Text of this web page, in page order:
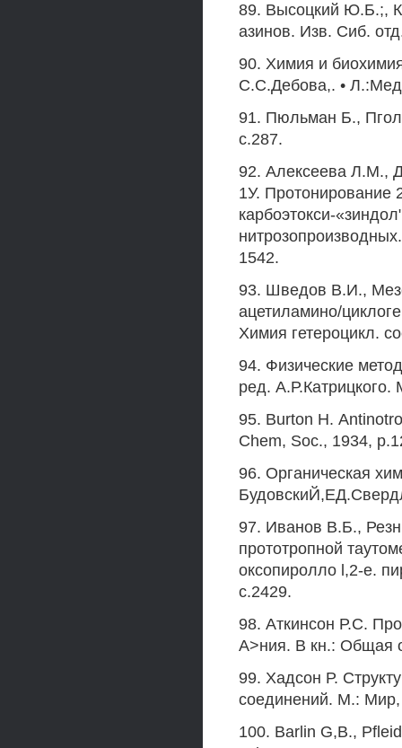
89. Высоцкий Ю.Б.;,
азинов. Изв. Сиб.
90. Химия и
С.С.Дебова,. •
91. Пюльман Б.,
с.287.
92. Алексеева Л.М.,
1У. Протонирование
карбоэтокси-
1542.
93. Шведов В.И.,
ацетиламино/
Химия гетероцикл.
94. Физические
ред.
95. Burton Н.
Chem, Soc., 1934,
96. Органическая
97. Иванов В.Б.,
прототропной
оксопиролло l,2-е.
с.2429.
98. Аткинсон Р.С.
А>ния. В кн.: Общая
99. Хадсон Р.
соединений. М.: Мир,
100. Barlin G,В.,